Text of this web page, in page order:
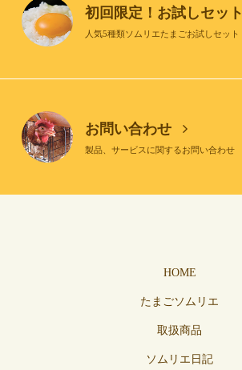
初回限定！お試しセット
人気5種類ソムリエたまごお試しセット
お問い合わせ
製品、サービスに関するお問い合わせ
HOME
たまごソムリエ
取扱商品
ソムリエ日記